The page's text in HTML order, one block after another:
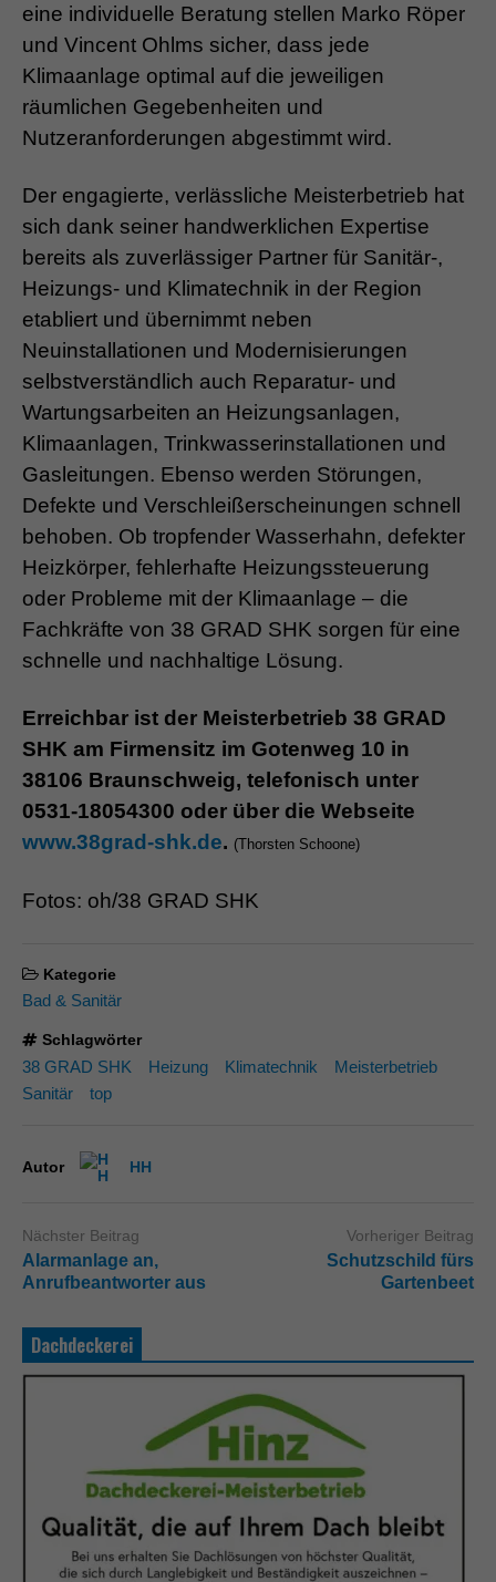
eine individuelle Beratung stellen Marko Röper
und Vincent Ohlms sicher, dass jede
Klimaanlage optimal auf die jeweiligen
räumlichen Gegebenheiten und
Nutzeranforderungen abgestimmt wird.
Der engagierte, verlässliche Meisterbetrieb hat
sich dank seiner handwerklichen Expertise
bereits als zuverlässiger Partner für Sanitär-,
Heizungs- und Klimatechnik in der Region
etabliert und übernimmt neben
Neuinstallationen und Modernisierungen
selbstverständlich auch Reparatur- und
Wartungsarbeiten an Heizungsanlagen,
Klimaanlagen, Trinkwasserinstallationen und
Gasleitungen. Ebenso werden Störungen,
Defekte und Verschleißerscheinungen schnell
behoben. Ob tropfender Wasserhahn, defekter
Heizkörper, fehlerhafte Heizungssteuerung
oder Probleme mit der Klimaanlage – die
Fachkräfte von 38 GRAD SHK sorgen für eine
schnelle und nachhaltige Lösung.
Erreichbar ist der Meisterbetrieb 38 GRAD
SHK am Firmensitz im Gotenweg 10 in
38106 Braunschweig, telefonisch unter
0531-18054300 oder über die Webseite
www.38grad-shk.de. (Thorsten Schoone)
Fotos: oh/38 GRAD SHK
Kategorie
Bad & Sanitär
Schlagwörter
38 GRAD SHK Heizung Klimatechnik
Meisterbetrieb
Sanitär
top
Autor HH
Nächster Beitrag
Alarmanlage an,
Anrufbeantworter aus
Vorheriger Beitrag
Schutzschild fürs
Gartenbeet
Dachdeckerei